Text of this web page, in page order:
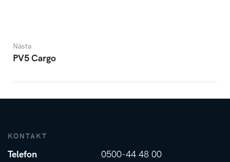
Nästa
PV5 Cargo
KONTAKT
Telefon
0500-44 48 00